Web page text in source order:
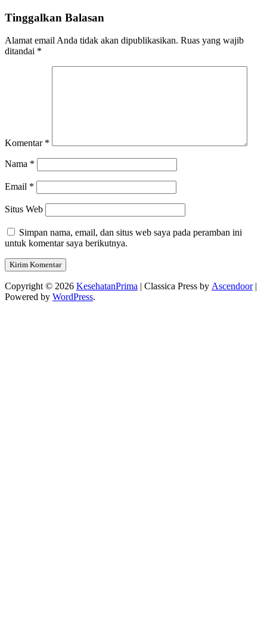
Tinggalkan Balasan
Alamat email Anda tidak akan dipublikasikan. Ruas yang wajib
ditandai *
Komentar *
Nama *
Email *
Situs Web
Simpan nama, email, dan situs web saya pada peramban ini
untuk komentar saya berikutnya.
Copyright © 2026 KesehatanPrima | Classica Press by Ascendoor|
Powered by WordPress.